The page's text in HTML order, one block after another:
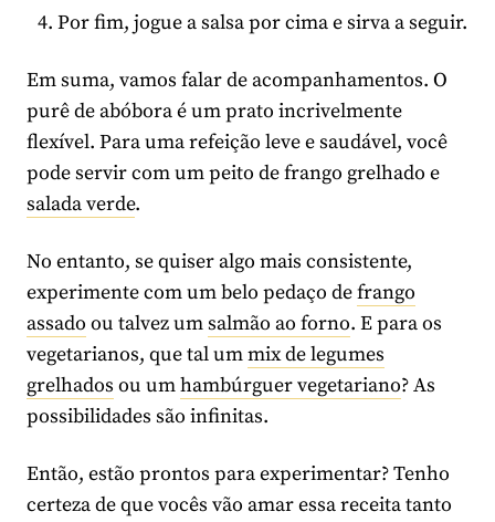
Por fim, jogue a salsa por cima e sirva a seguir.
Em suma, vamos falar de acompanhamentos. O
purê de abóbora é um prato incrivelmente
flexível. Para uma refeição leve e saudável, você
pode servir com um peito de frango grelhado e
salada verde.
No entanto, se quiser algo mais consistente,
experimente com um belo pedaço defrango
assado ou talvez umsalmão ao forno. E para os
vegetarianos, que tal ummix de legumes
grelhados ou umhambúrguer vegetariano? As
possibilidades são infinitas.
Então, estão prontos para experimentar? Tenho
certeza de que vocês vão amar essa receita tanto